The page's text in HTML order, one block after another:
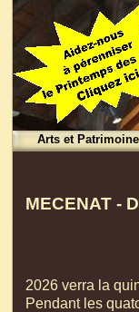
Arts et Patrimoine
MECENAT -
2026 verra la
Pendant les